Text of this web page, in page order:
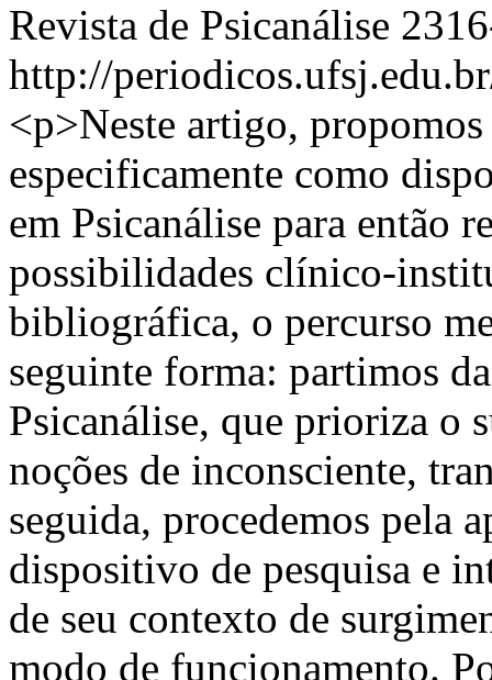
Revista de Psicanálise
http://
<p>Neste artigo,
especificamente como
em Psicanálise para então
possibilidades clínico-
bibliográfica, o percurso
seguinte forma: partimos
Psicanálise, que prioriza o
noções de inconsciente,
seguida, procedemos pela
dispositivo de pesquisa e
de seu contexto de
modo de funcionamento.